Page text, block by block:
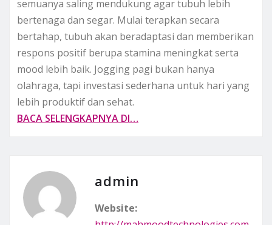
semuanya saling mendukung agar tubuh lebih
bertenaga dan segar. Mulai terapkan secara
bertahap, tubuh akan beradaptasi dan memberikan
respons positif berupa stamina meningkat serta
mood lebih baik. Jogging pagi bukan hanya
olahraga, tapi investasi sederhana untuk hari yang
lebih produktif dan sehat.
BACA SELENGKAPNYA DI…
admin
Website: